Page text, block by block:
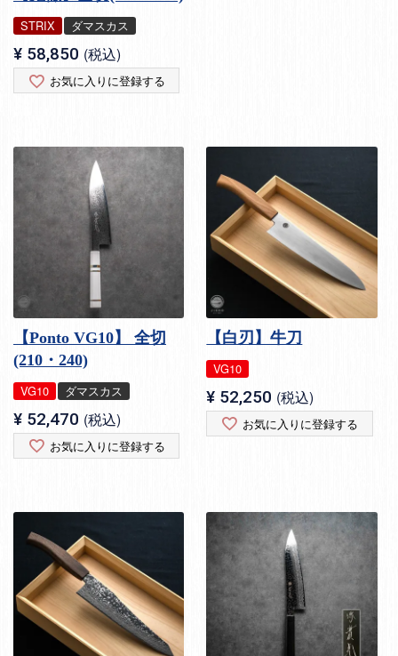
STRIX ダマスカス
¥ 58,850 税込
お気に入りに登録する
【Ponto VG10】 全切
(210・240)
VG10 ダマスカス
¥ 52,470 税込
お気に入りに登録する
【白刃】牛刀
VG10
¥ 52,250 税込
お気に入りに登録する